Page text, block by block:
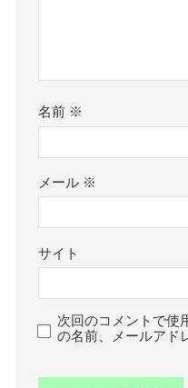
名前 ※
メール ※
サイト
次回のコメントで使
の名前、メールアド